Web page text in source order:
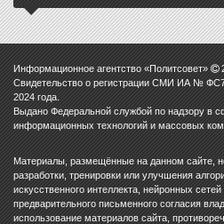
Информационное агентство «Политсовет»
Свидетельство о регистрации СМИ ИА №
2024 года.
Выдано Федеральной службой по надзору в
информационных технологий и массовых
Материалы, размещённые на данном сайте,
разработки, тренировки или улучшения
искусственного интеллекта, нейронных
предварительного письменного согласия
использование материалов сайта,